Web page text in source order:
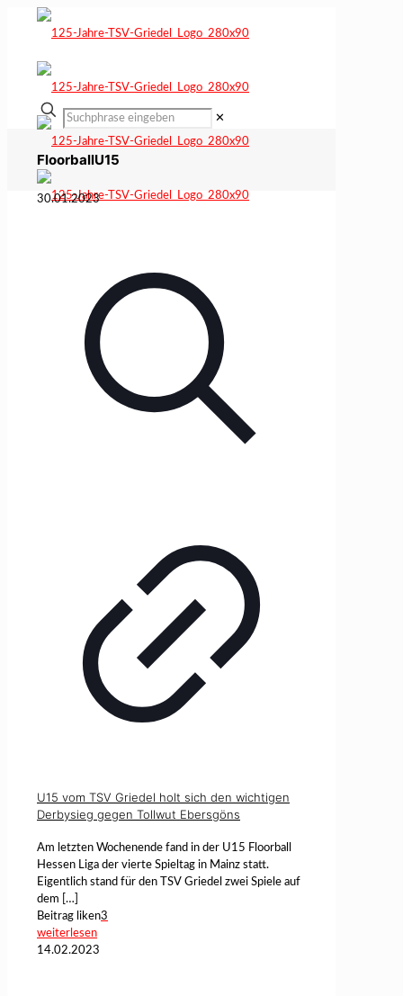
✕
FloorballU15
30.01.2023
U15 vom TSV Griedel holt sich den wichtigen
Derbysieg gegen Tollwut Ebersgöns
Am letzten Wochenende fand in der U15 Floorball
Hessen Liga der vierte Spieltag in Mainz statt.
Eigentlich stand für den TSV Griedel zwei Spiele auf
dem […]
Beitrag liken3
weiterlesen
14.02.2023